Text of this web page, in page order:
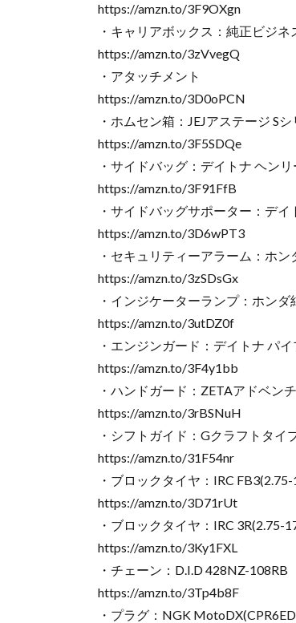
https://amzn.to/3F9OXgn
・キャリアボックス：純正ビジ
https://amzn.to/3zVvegQ
・アタッチメント
https://amzn.to/3D0oPCN
・ホムセン箱：JEJアステージ S
https://amzn.to/3F5SDQe
・サイドバッグ：デイトナ ヘン
https://amzn.to/3F91FfB
・サイドバッグサポーター：デイ
https://amzn.to/3D6wPT3
・セキュリティーアラーム：ホン
https://amzn.to/3zSDsGx
・インジケーターランプ：ホン
https://amzn.to/3utDZ0f
・エンジンガード：デイトナ パ
https://amzn.to/3F4y1bb
・ハンドガード：ZETAアドベン
https://amzn.to/3rBSNuH
・シフトガイド：Gクラフトタイ
https://amzn.to/31F54nr
・ブロックタイヤ：IRC
https://amzn.to/3D71rUt
・ブロックタイヤ：IRC 3R(2.75-
https://amzn.to/3Ky1FXL
・チェーン：D.I.D 428NZ-108RB
https://amzn.to/3Tp4b8F
・プラグ：NGK